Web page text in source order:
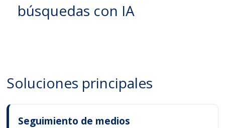
búsquedas con IA
Soluciones principales
Seguimiento de medios